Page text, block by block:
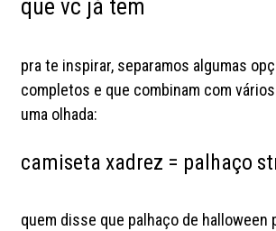
que vc já tem
pra te inspirar, separamos algumas
completos e que combinam com
uma olhada:
camiseta xadrez = palhaço
quem disse que palhaço de halloween